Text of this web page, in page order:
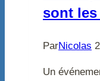
sont les
ParNicolas
Un